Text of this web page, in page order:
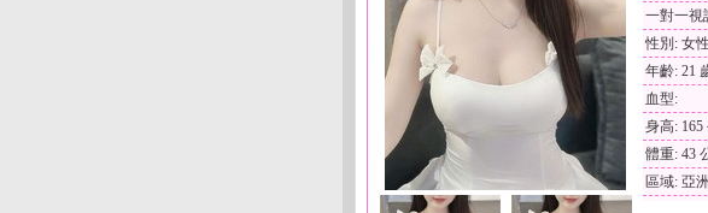
一對一視
性別: 女性
年齡: 21
血型:
身高: 165
體重: 43
區域: 亞洲